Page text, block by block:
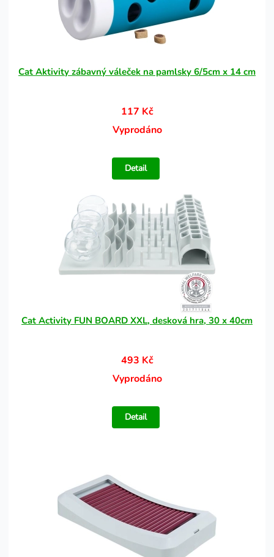
Cat Aktivity zábavný váleček na pamlsky 6/5cm x 14 cm
117 Kč
Vyprodáno
Detail
Cat Activity FUN BOARD XXL, desková hra, 30 x 40cm
493 Kč
Vyprodáno
Detail